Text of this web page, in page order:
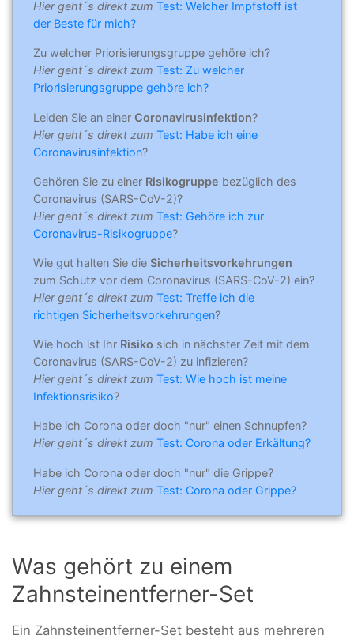
Hier geht´s direkt zum Test: Welcher Impfstoff ist
der Beste für mich?
Zu welcher Priorisierungsgruppe gehöre ich?
Hier geht´s direkt zum Test: Zu welcher
Priorisierungsgruppe gehöre ich?
Leiden Sie an einer Coronavirusinfektion?
Hier geht´s direkt zum Test: Habe ich eine
Coronavirusinfektion?
Gehören Sie zu einer Risikogruppe bezüglich des
Coronavirus (SARS-CoV-2)?
Hier geht´s direkt zum Test: Gehöre ich zur
Coronavirus-Risikogruppe?
Wie gut halten Sie die Sicherheitsvorkehrungen
zum Schutz vor dem Coronavirus (SARS-CoV-2) ein?
Hier geht´s direkt zum Test: Treffe ich die
richtigen Sicherheitsvorkehrungen?
Wie hoch ist Ihr Risiko sich in nächster Zeit mit dem
Coronavirus (SARS-CoV-2) zu infizieren?
Hier geht´s direkt zum Test: Wie hoch ist meine
Infektionsrisiko?
Habe ich Corona oder doch "nur" einen Schnupfen?
Hier geht´s direkt zum Test: Corona oder Erkältung?
Habe ich Corona oder doch "nur" die Grippe?
Hier geht´s direkt zum Test: Corona oder Grippe?
Was gehört zu einem
Zahnsteinentferner-Set
Ein Zahnsteinentferner-Set besteht aus mehreren